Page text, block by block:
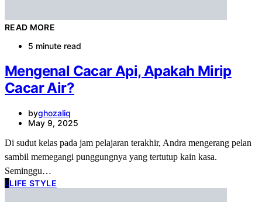
READ MORE
5 minute read
Mengenal Cacar Api, Apakah Mirip
Cacar Air?
byghozaliq
May 9, 2025
Di sudut kelas pada jam pelajaran terakhir, Andra mengerang pelan
sambil memegangi punggungnya yang tertutup kain kasa.
Seminggu…
LLIFE STYLE